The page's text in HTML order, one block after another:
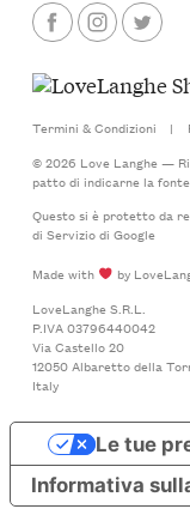
Termini & Condizioni |
© 2026 Love Langhe —
patto di indicarne la fonte
Questo si è protetto da
di Serviziodi Google
Made with
by
LoveLanghe S.R.L.
P.IVA 03796440042
Via Castello 20
12050 Albaretto della
Italy
Informativa
Le tue